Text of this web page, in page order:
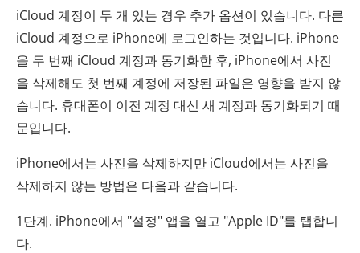
iCloud 계정이 두 개 있는 경우 추가 옵션이 있습니다. 다른
iCloud 계정으로 iPhone에 로그인하는 것입니다. iPhone
을 두 번째 iCloud 계정과 동기화한 후, iPhone에서 사진
을 삭제해도 첫 번째 계정에 저장된 파일은 영향을 받지 않
습니다. 휴대폰이 이전 계정 대신 새 계정과 동기화되기 때
문입니다.
iPhone에서는 사진을 삭제하지만 iCloud에서는 사진을
삭제하지 않는 방법은 다음과 같습니다.
1단계. iPhone에서 "설정" 앱을 열고 "Apple ID"를 탭합니
다.